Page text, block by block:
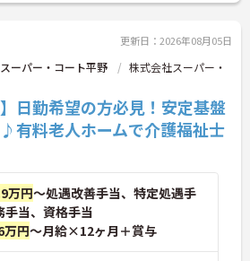
更新日：2026年08月05日
ーパー・コート平野
株式会社スーパー・
日勤希望の方必見！安定基盤
有料老人ホームで介護福祉士
万円～処遇改善手当、特定処遇手
手当、資格手当
万円～月給×12ヶ月＋賞与